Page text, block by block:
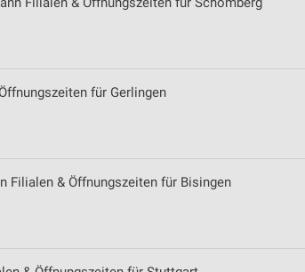
für Gerlingen
Filialen & Öffnungszeiten für Bisingen